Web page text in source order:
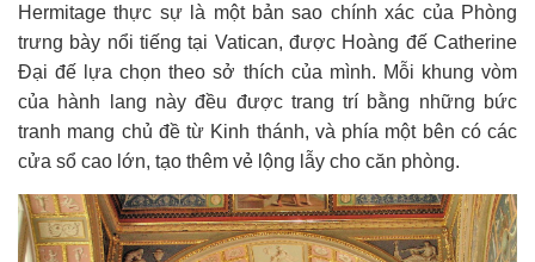
Hermitage thực sự là một bản sao chính xác của Phòng
trưng bày nổi tiếng tại Vatican, được Hoàng đế Catherine
Đại đế lựa chọn theo sở thích của mình. Mỗi khung vòm
của hành lang này đều được trang trí bằng những bức
tranh mang chủ đề từ Kinh thánh, và phía một bên có các
cửa sổ cao lớn, tạo thêm vẻ lộng lẫy cho căn phòng.